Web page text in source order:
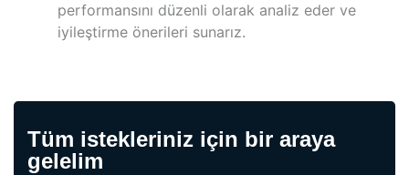
performansını düzenli olarak analiz eder ve
iyileştirme önerileri sunarız.
Tüm istekleriniz için bir araya
gelelim